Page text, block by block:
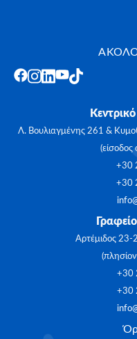
Λ. Βουλιαγμένης 261 &
+30
+30
Αρτέμιδος
+30
+30